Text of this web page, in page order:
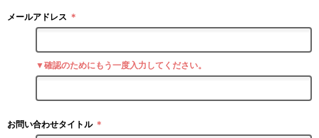
メールアドレス ＊
▼確認のためにもう一度入力してください。
お問い合わせタイトル ＊